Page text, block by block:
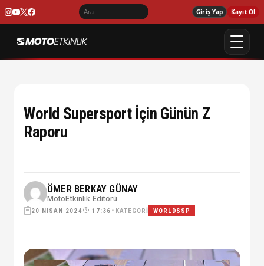
Giriş Yap Kayıt Ol
World Supersport İçin Günün Z
Raporu
ÖMER BERKAY GÜNAY
MotoEtkinlik Editörü
20 NISAN 2024 17:36 • KATEGORI WORLDSSP